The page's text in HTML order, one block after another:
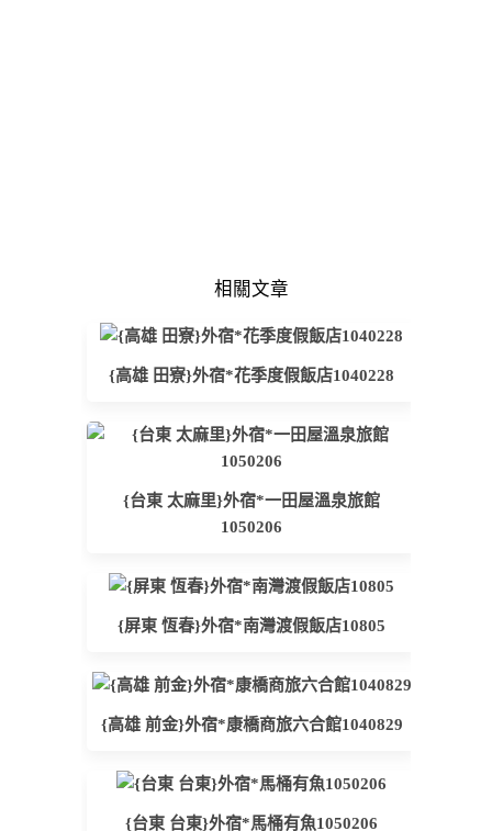
相關文章
{高雄 田寮}外宿*花季度假飯店1040228
{台東 太麻里}外宿*一田屋溫泉旅館
1050206
{屏東 恆春}外宿*南灣渡假飯店10805
{高雄 前金}外宿*康橋商旅六合館1040829
{台東 台東}外宿*馬桶有魚1050206